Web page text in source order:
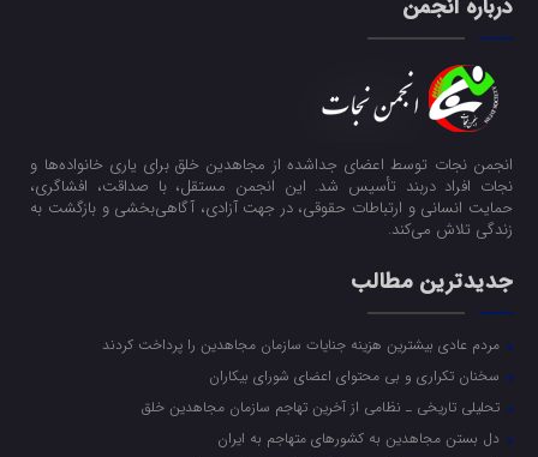
درباره انجمن
انجمن نجات توسط اعضای جداشده از مجاهدین خلق برای یاری خانواده‌ها و
نجات افراد دربند تأسیس شد. این انجمن مستقل، با صداقت، افشاگری،
حمایت انسانی و ارتباطات حقوقی، در جهت آزادی، آگاهی‌بخشی و بازگشت به
زندگی تلاش می‌کند.
جدیدترین مطالب
مردم عادی بیشترین هزینه جنایات سازمان مجاهدین را پرداخت کردند
سخنان تکراری و بی محتوای اعضای شورای بیکاران
تحلیلی تاریخی ـ نظامی از آخرین تهاجم سازمان مجاهدین خلق
دل بستن مجاهدین به کشورهای متهاجم به ایران